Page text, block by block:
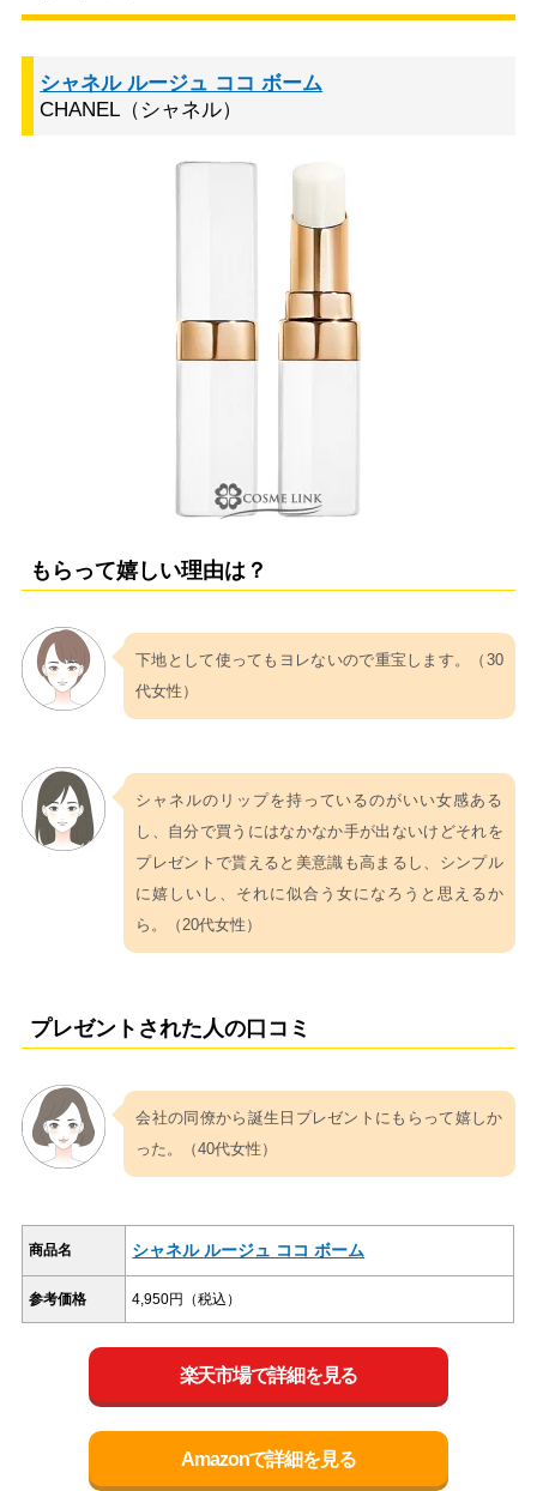
シャネル ルージュ ココ ボーム
CHANEL（シャネル）
もらって嬉しい理由は？
下地として使ってもヨレないので重宝します。（30
代女性）
シャネルのリップを持っているのがいい女感ある
し、自分で買うにはなかなか手が出ないけどそれを
プレゼントで貰えると美意識も高まるし、シンプル
に嬉しいし、それに似合う女になろうと思えるか
ら。（20代女性）
プレゼントされた人の口コミ
会社の同僚から誕生日プレゼントにもらって嬉しか
った。（40代女性）
商品名 シャネル ルージュ ココ ボーム
参考価格 4,950円（税込）
楽天市場で詳細を見る
Amazonで詳細を見る